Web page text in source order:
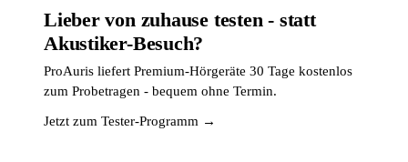
Lieber von zuhause testen - statt
Akustiker-Besuch?
ProAuris liefert Premium-Hörgeräte 30 Tage kostenlos
zum Probetragen - bequem ohne Termin.
Jetzt zum Tester-Programm →